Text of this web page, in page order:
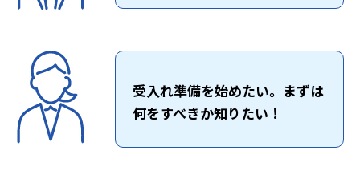
受入れ準備を始めたい。まずは
何をすべきか知りたい！